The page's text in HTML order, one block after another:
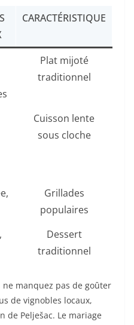
CARACTÉRISTIQUE
Plat mijoté
traditionnel
Cuisson lente
sous cloche
Grillades
populaires
Dessert
traditionnel
manquez pas de goûter
de vignobles locaux,
de Pelješac. Le mariage